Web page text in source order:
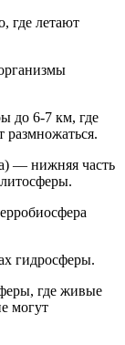
где летают
до 6-7 км, где
размножаться.
— нижняя часть
гидросферы.
где живые
могут